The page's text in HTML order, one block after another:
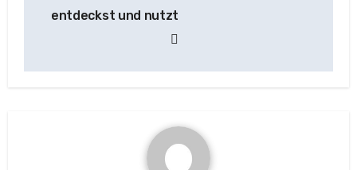
entdeckst und nutzt